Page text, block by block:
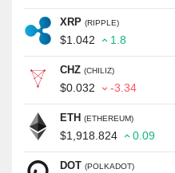
XRP (RIPPLE)
$1.042 1.8
CHZ (CHILIZ)
$0.032 -3.34
ETH (ETHEREUM)
$1,918.824 0.09
DOT (POLKADOT)